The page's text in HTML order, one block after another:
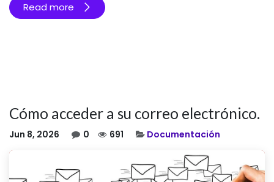
Read more
Cómo acceder a su correo electrónico.
Jun 8, 2026 0 691 Documentación